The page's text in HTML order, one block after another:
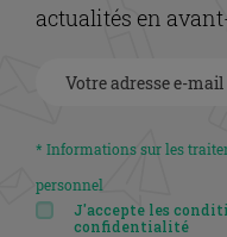
actualités en
* Informations sur les
personnel
J'accepte les
confidentialité